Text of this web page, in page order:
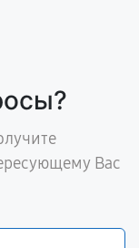
Вас